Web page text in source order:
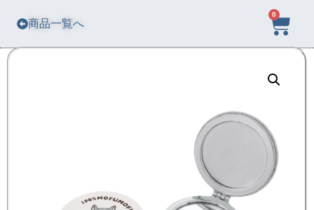
商品一覧へ
0